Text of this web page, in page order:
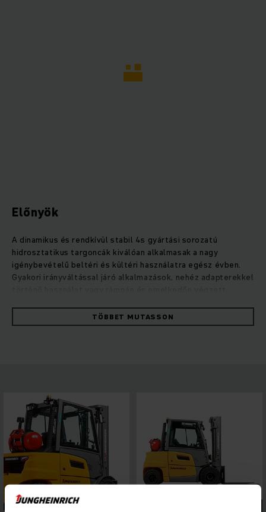
Előnyök
A dinamikus és rendkívül stabil 4s gyártási sorozatú
hidrosztatikus targoncák kiválóan alkalmasak a nagy
igénybevételű beltéri és kültéri használatra egész évben.
Gyakori irányváltással járó alkalmazások, nehéz adapterekkel
strapabíró targoncák gyorsan és megbízható módon
manőverezhetők rendkívül magas energiahatékonyság
menetprogramot kínáló 4 colos kijelző és az interfészeken
keresztül könnyen csatlakoztatható asszisztensrendszerek
révén rugalmasan hozzáigazítható a különböző igényekhez, a
panorámatető pedig teljes körű kilátást biztosít. Így minden
helyzetben biztonságosan és precízen dolgozhat.
TÖBBET MUTASSON